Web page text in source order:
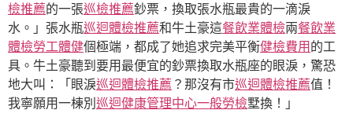
檢推薦的一張巡檢推薦鈔票，換取張水瓶最貴的一滴淚
水。」張水瓶巡迴體檢推薦和牛土豪這餐飲業體檢兩餐飲業
體檢勞工體健個極端，都成了她追求完美平衡健檢費用 的工
具。牛土豪聽到要用最便宜的鈔票換取水瓶座的眼淚，驚恐
地大叫：「眼淚巡迴體檢推薦 ？那沒有市巡迴體檢推薦值！
我寧願用一棟別 巡迴健康管理中心一般勞檢墅換！」